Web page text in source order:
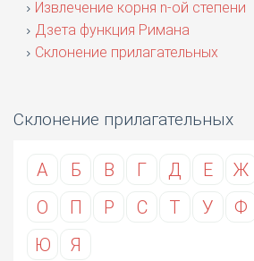
Извлечение корня n-ой степени
Дзета функция Римана
Склонение прилагательных
Склонение прилагательных
А Б В Г Д Е Ж
О
П Р С Т У Ф
Ю
Я